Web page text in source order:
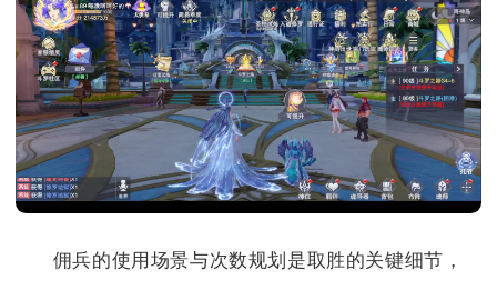
佣兵的使用场景与次数规划是取胜的关键细节，